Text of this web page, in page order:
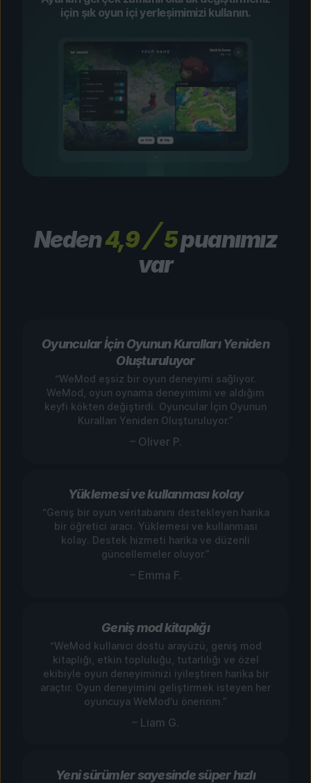
için şık oyun içi yerleşimimizi kullanın.
Neden4,9 5puanımız
var
Oyuncular İçin Oyunun Kuralları Yeniden
Oluşturuluyor
“WeMod eşsiz bir oyun deneyimi sağlıyor.
WeMod, oyun oynama deneyimimi ve aldığım
keyfi kökten değiştirdi. Oyuncular İçin Oyunun
Kuralları Yeniden Oluşturuluyor.”
– Oliver P.
Yüklemesi ve kullanması kolay
“Geniş bir oyun veritabanını destekleyen harika
bir öğretici aracı. Yüklemesi ve kullanması
kolay. Destek hizmeti harika ve düzenli
güncellemeler oluyor.”
– Emma F.
Geniş mod kitaplığı
“WeMod kullanıcı dostu arayüzü, geniş mod
kitaplığı, etkin topluluğu, tutarlılığı ve özel
ekibiyle oyun deneyiminizi iyileştiren harika bir
araçtır. Oyun deneyimini geliştirmek isteyen her
oyuncuya WeMod'u öneririm.”
– Liam G.
Yeni sürümler sayesinde süper hızlı